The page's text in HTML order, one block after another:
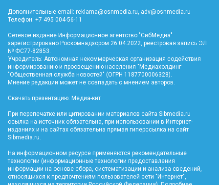
Дополнительные email: reklama@osnmedia.ru adv@osnmedia.ru
Телефон: +7 495 004-56-11
Сетевое издание Информационное агентство "СибМедиа"
зарегистрировано Роскомнадзором 26.04.2022, реестровая запись ЭЛ
№ ФС77-82853.
Учредитель: Автономная некоммерческая организация содействия
информированию и просвещению населения "Медиахолдинг
"Общественная служба новостей" (ОГРН 1187700006328).
Мнение редакции может не совпадать с мнением авторов.
Скачать презентацию: Медиа-кит
При перепечатке или цитировании материалов сайта Sibmedia.ru
ссылка на источник обязательна, при использовании в Интернет-
изданиях и на сайтах обязательна прямая гиперссылка на сайт
Sibmedia.ru
На информационном ресурсе применяются рекомендательные
технологии (информационные технологии предоставления
информации на основе сбора, систематизации и анализа сведений,
относящихся к предпочтениям пользователей сети "Интернет",